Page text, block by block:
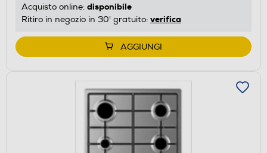
Acquisto online: disponibile
Ritiro in negozio in 30' gratuito: verifica
AGGIUNGI